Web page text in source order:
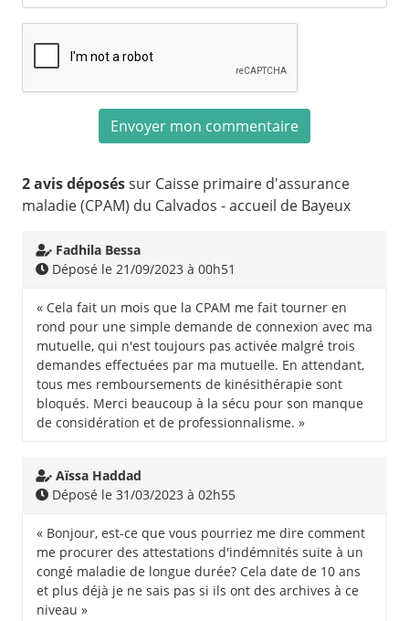
2 avis déposéssur Caisse primaire d'assurance
maladie (CPAM) du Calvados - accueil de Bayeux
Fadhila Bessa
Déposé le 21/09/2023 à 00h51
« Cela fait un mois que la CPAM me fait tourner en
rond pour une simple demande de connexion avec ma
mutuelle, qui n'est toujours pas activée malgré trois
demandes effectuées par ma mutuelle. En attendant,
tous mes remboursements de kinésithérapie sont
bloqués. Merci beaucoup à la sécu pour son manque
de considération et de professionnalisme. »
Aïssa Haddad
Déposé le 31/03/2023 à 02h55
« Bonjour, est-ce que vous pourriez me dire comment
me procurer des attestations d'indémnités suite à un
congé maladie de longue durée? Cela date de 10 ans
et plus déjà je ne sais pas si ils ont des archives à ce
niveau »